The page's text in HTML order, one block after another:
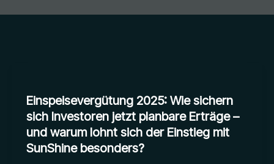
Einspeisevergütung 2025: Wie sichern
sich Investoren jetzt planbare Erträge –
und warum lohnt sich der Einstieg mit
SunShine besonders?